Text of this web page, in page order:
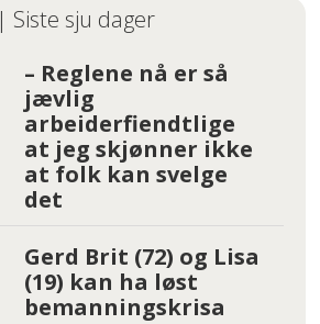
| Siste sju dager
– Reglene nå er så
jævlig
arbeiderfiendtlige
at jeg skjønner ikke
at folk kan svelge
det
Gerd Brit (72) og Lisa
(19) kan ha løst
bemanningskrisa